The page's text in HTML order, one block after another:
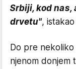
Srbiji, kod nas,
drvetu",
Do pre
njenom donjem